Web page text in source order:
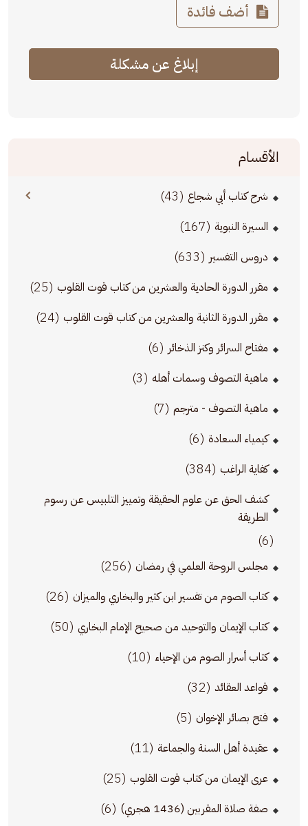
أضف فائدة
إبلاغ عن مشكلة
الأقسام
شرح كتاب أبي شجاع (43)
السيرة النبوية (167)
دروس التفسير (633)
مقرر الدورة الحادية والعشرين من كتاب قوت القلوب (25)
مقرر الدورة الثانية والعشرين من كتاب قوت القلوب (24)
مفتاح السرائر وكنز الذخائر (6)
ماهية التصوف وسمات أهله (3)
ماهية التصوف - مترجم (7)
كيمياء السعادة (6)
كفاية الراغب (384)
كشف الحق عن علوم الحقيقة وتمييز التلبيس عن رسوم
الطريقة
(6)
مجلس الروحة العلمي في رمضان (256)
كتاب الصوم من تفسير ابن كثير والبخاري والميزان (26)
كتاب الإيمان والتوحيد من صحيح الإمام البخاري (50)
كتاب أسرار الصوم من الإحياء (10)
قواعد العقائد (32)
فتح بصائر الإخوان (5)
عقيدة أهل السنة والجماعة (11)
عرى الإيمان من كتاب قوت القلوب (25)
صفة صلاة المقربين (1436 هجري) (6)